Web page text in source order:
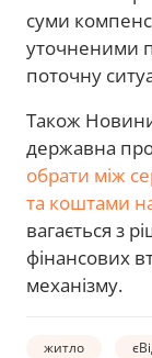
суми
уточненими
поточну
Також
державна
обрати між
та коштами
вагається з
фінансових
механізму.
житло